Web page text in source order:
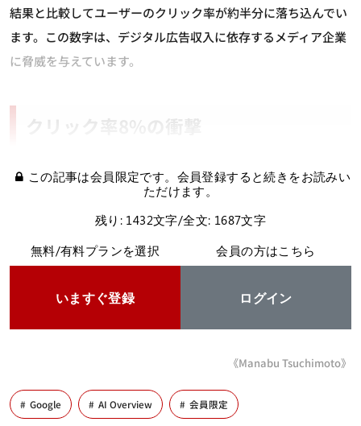
結果と比較してユーザーのクリック率が約半分に落ち込んでい
ます。この数字は、デジタル広告収入に依存するメディア企業
に脅威を与えています。
クリック率8%の衝撃
この記事は会員限定です。会員登録すると続きをお読みい
ただけます。
残り: 1432文字/全文: 1687文字
無料/有料プランを選択
いますぐ登録
会員の方はこちら
ログイン
《Manabu Tsuchimoto》
Google AI Overview 会員限定